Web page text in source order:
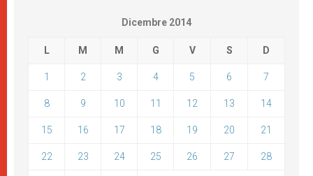
Dicembre 2014
L M M G V S D
1 2 3 4 5 6 7
8 9 10 11 12 13 14
15 16 17 18 19 20 21
22 23 24 25 26 27 28